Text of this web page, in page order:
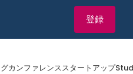
登録
カンファレンススタートアップ